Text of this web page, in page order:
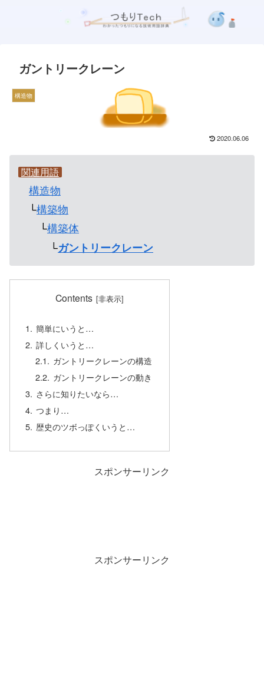
ガントリークレーン
構造物
2020.06.06
関連用語
構造物
└構築物
└構築体
└ガントリークレーン
Contents
簡単にいうと…
詳しくいうと…
ガントリークレーンの構造
ガントリークレーンの動き
さらに知りたいなら…
つまり…
歴史のツボっぽくいうと…
スポンサーリンク
スポンサーリンク